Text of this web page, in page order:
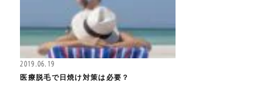
2019.06.19
医療脱毛で日焼け対策は必要？